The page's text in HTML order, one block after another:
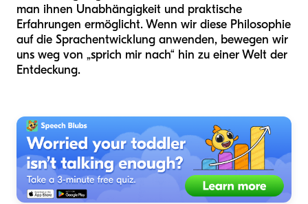
man ihnen Unabhängigkeit und praktische
Erfahrungen ermöglicht. Wenn wir diese Philosophie
auf die Sprachentwicklung anwenden, bewegen wir
uns weg von „sprich mir nach“ hin zu einer Welt der
Entdeckung.